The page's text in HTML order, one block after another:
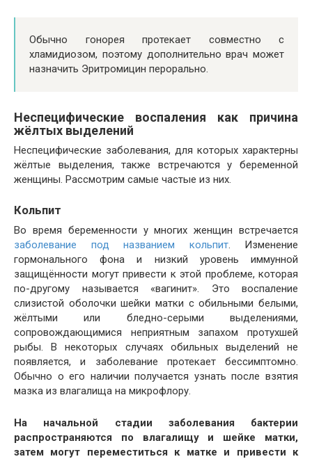
Обычно гонорея протекает совместно с
хламидиозом, поэтому дополнительно врач может
назначить Эритромицин перорально.
Неспецифические воспаления как причина
жёлтых выделений
Неспецифические заболевания, для которых характерны
жёлтые выделения, также встречаются у беременной
женщины. Рассмотрим самые частые из них.
Кольпит
Во время беременности у многих женщин встречается
заболевание под названием кольпит. Изменение
гормонального фона и низкий уровень иммунной
защищённости могут привести к этой проблеме, которая
по-другому называется «вагинит». Это воспаление
слизистой оболочки шейки матки с обильными белыми,
жёлтыми или бледно-серыми выделениями,
сопровождающимися неприятным запахом протухшей
рыбы. В некоторых случаях обильных выделений не
появляется, и заболевание протекает бессимптомно.
Обычно о его наличии получается узнать после взятия
мазка из влагалища на микрофлору.
На начальной стадии заболевания бактерии
распространяются по влагалищу и шейке матки,
затем могут переместиться к матке и привести к